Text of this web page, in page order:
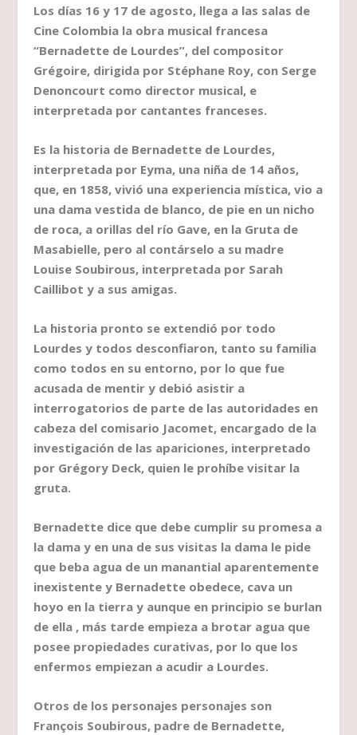
Los días 16 y 17 de agosto, llega a las salas de
Cine Colombia la obra musical francesa
“Bernadette de Lourdes”, del compositor
Grégoire, dirigida por Stéphane Roy, con Serge
Denoncourt como director musical, e
interpretada por cantantes franceses.
Es la historia de Bernadette de Lourdes,
interpretada por Eyma, una niña de 14 años,
que, en 1858, vivió una experiencia mística, vio a
una dama vestida de blanco, de pie en un nicho
de roca, a orillas del río Gave, en la Gruta de
Masabielle, pero al contárselo a su madre
Louise Soubirous, interpretada por Sarah
Caillibot y a sus amigas.
La historia pronto se extendió por todo
Lourdes y todos desconfiaron, tanto su familia
como todos en su entorno, por lo que fue
acusada de mentir y debió asistir a
interrogatorios de parte de las autoridades en
cabeza del comisario Jacomet, encargado de la
investigación de las apariciones, interpretado
por Grégory Deck, quien le prohíbe visitar la
gruta.
Bernadette dice que debe cumplir su promesa a
la dama y en una de sus visitas la dama le pide
que beba agua de un manantial aparentemente
inexistente y Bernadette obedece, cava un
hoyo en la tierra y aunque en principio se burlan
de ella , más tarde empieza a brotar agua que
posee propiedades curativas, por lo que los
enfermos empiezan a acudir a Lourdes.
Otros de los personajes personajes son
François Soubirous, padre de Bernadette,